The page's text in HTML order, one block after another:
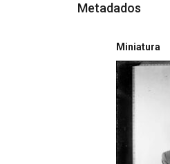
Metadados
Miniatura